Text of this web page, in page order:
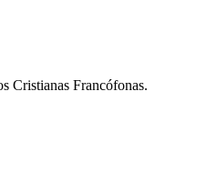
Cristianas Francófonas.